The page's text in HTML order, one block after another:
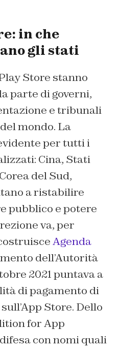
in che
gli stati
Store stanno
parte di governi,
e tribunali
mondo. La
per tutti i
Cina, Stati
del Sud,
a ristabilire
pubblico e potere
va, per
Agenda
dell’Autorità
2021 puntava a
di pagamento di
Store. Dello
for App
con nomi quali